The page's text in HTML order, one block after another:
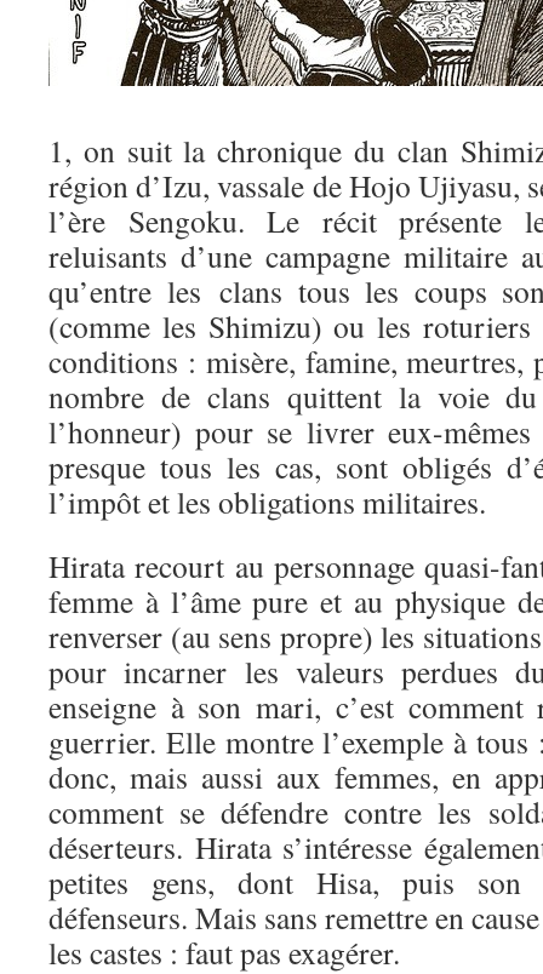
1, on suit la chronique du clan
région d’Izu, vassale de Hojo Ujiyasu,
l’ère Sengoku. Le récit présente
reluisants d’une campagne militaire
qu’entre les clans tous les coups
(comme les Shimizu) ou les
conditions : misère, famine, meurtres,
nombre de clans quittent la voie
l’honneur) pour se livrer eux-
presque tous les cas, sont obligés
l’impôt et les obligations militaires.
Hirata recourt au personnage quasi-
femme à l’âme pure et au physique
renverser (au sens propre) les
pour incarner les valeurs perdues
enseigne à son mari, c’est
guerrier. Elle montre l’exemple à
donc, mais aussi aux femmes, en
comment se défendre contre les
déserteurs. Hirata s’intéresse
petites gens, dont Hisa, puis son
défenseurs. Mais sans remettre en
les castes : faut pas exagérer.